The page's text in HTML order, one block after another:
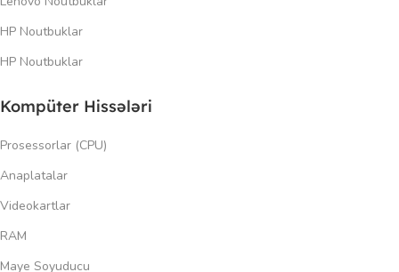
HP Noutbuklar
HP Noutbuklar
Kompüter Hissələri
Prosessorlar (CPU)
Anaplatalar
Videokartlar
RAM
Maye Soyuducu